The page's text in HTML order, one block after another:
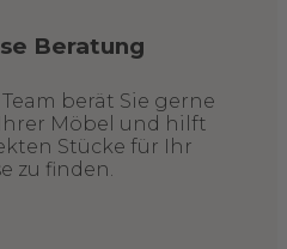
Beratung
berät Sie gerne
Möbel und hilft
Stücke für Ihr
zu finden.